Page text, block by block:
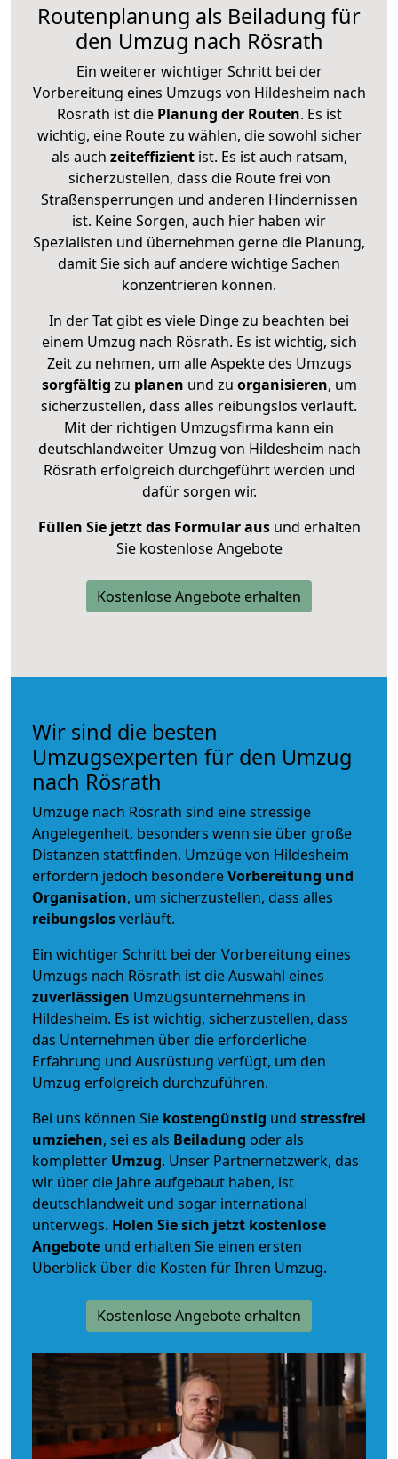
Routenplanung als Beiladung für
den Umzug nach Rösrath
Ein weiterer wichtiger Schritt bei der
Vorbereitung eines Umzugs von Hildesheim nach
Rösrath ist diePlanung der Routen. Es ist
wichtig, eine Route zu wählen, die sowohl sicher
als auch zeiteffizientist. Es ist auch ratsam,
sicherzustellen, dass die Route frei von
Straßensperrungen und anderen Hindernissen
ist. Keine Sorgen, auch hier haben wir
Spezialisten und übernehmen gerne die Planung,
damit Sie sich auf andere wichtige Sachen
konzentrieren können.
In der Tat gibt es viele Dinge zu beachten bei
einem Umzug nach Rösrath. Es ist wichtig, sich
Zeit zu nehmen, um alle Aspekte des Umzugs
sorgfältig zu planen und zu organisieren, um
sicherzustellen, dass alles reibungslos verläuft.
Mit der richtigen Umzugsfirma kann ein
deutschlandweiter Umzug von Hildesheim nach
Rösrath erfolgreich durchgeführt werden und
dafür sorgen wir.
Füllen Sie jetzt das Formular ausund erhalten
Sie kostenlose Angebote
Kostenlose Angebote erhalten
Wir sind die besten
Umzugsexperten für den Umzug
nach Rösrath
Umzüge nach Rösrath sind eine stressige
Angelegenheit, besonders wenn sie über große
Distanzen stattfinden. Umzüge von Hildesheim
erfordern jedoch besondereVorbereitung und
Organisation, um sicherzustellen, dass alles
reibungslosverläuft.
Ein wichtiger Schritt bei der Vorbereitung eines
Umzugs nach Rösrath ist die Auswahl eines
zuverlässigen Umzugsunternehmens in
Hildesheim. Es ist wichtig, sicherzustellen, dass
das Unternehmen über die erforderliche
Erfahrung und Ausrüstung verfügt, um den
Umzug erfolgreich durchzuführen.
Bei uns können Sie kostengünstig und stressfrei
umziehen, sei es als Beiladung oder als
kompletter Umzug. Unser Partnernetzwerk, das
wir über die Jahre aufgebaut haben, ist
deutschlandweit und sogar international
unterwegs. Holen Sie sich jetzt kostenlose
Angebote und erhalten Sie einen ersten
Überblick über die Kosten für Ihren Umzug.
Kostenlose Angebote erhalten